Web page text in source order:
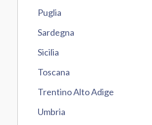
Puglia
Sardegna
Sicilia
Toscana
Trentino Alto Adige
Umbria